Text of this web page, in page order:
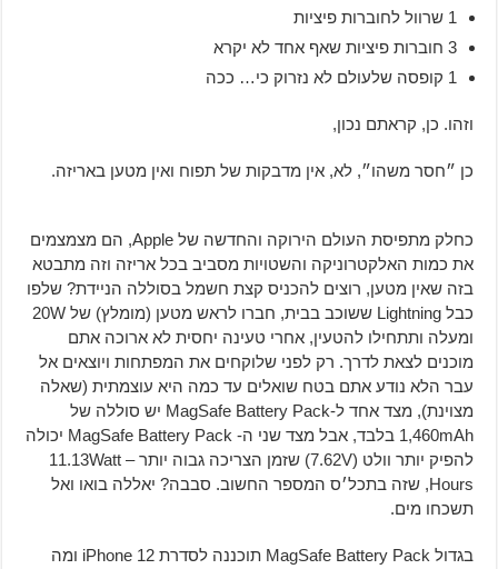
1 שרוול לחוברות פיציות
3 חוברות פיציות שאף אחד לא יקרא
1 קופסה שלעולם לא נזרוק כי… ככה
וזהו. כן, קראתם נכון,
כן ״חסר משהו״, לא, אין מדבקות של תפוח ואין מטען באריזה.
כחלק מתפיסת העולם הירוקה והחדשה של Apple, הם מצמצמים
את כמות האלקטרוניקה והשטויות מסביב בכל אריזה וזה מתבטא
בזה שאין מטען, רוצים להכניס קצת חשמל בסוללה הניידת? שלפו
כבל Lightning ששוכב בבית, חברו לראש מטען (מומלץ) של 20W
ומעלה ותתחילו להטעין, אחרי טעינה יחסית לא ארוכה אתם
מוכנים לצאת לדרך. רק לפני שלוקחים את המפתחות ויוצאים אל
עבר הלא נודע אתם בטח שואלים עד כמה היא עוצמתית (שאלה
מצוינת), מצד אחד ל-MagSafe Battery Pack יש סוללה של
1,460mAh בלבד, אבל מצד שני ה- MagSafe Battery Pack יכולה
להפיק יותר וולט (7.62V) שזמן הצריכה גבוה יותר – 11.13Watt
Hours, שזה בתכל׳ס המספר החשוב. סבבה? יאללה בואו ואל
תשכחו מים.
בגדול MagSafe Battery Pack תוכננה לסדרת iPhone 12 ומה